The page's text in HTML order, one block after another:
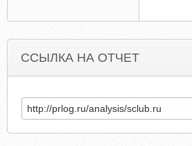
ССЫЛКА НА ОТЧЕТ